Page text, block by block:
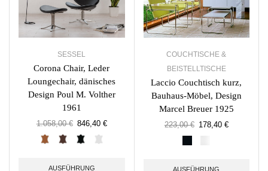
SESSEL
Corona Chair, Leder
Loungechair, dänisches
Design Poul M. Volther
1961
1.058,00€ 846,40 €
AUSFÜHRUNG
COUCHTISCHE &
BEISTELLTISCHE
Laccio Couchtisch kurz,
Bauhaus-Möbel, Design
Marcel Breuer 1925
223,00€ 178,40 €
AUSFÜHRUNG